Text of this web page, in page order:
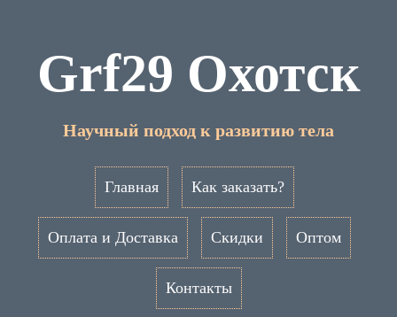
Grf29 Охотск
Научный подход к развитию тела
Главная Как заказать?
Оплата и Доставка Скидки Оптом
Контакты